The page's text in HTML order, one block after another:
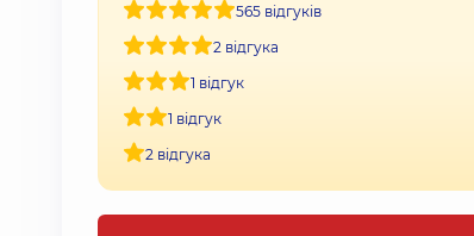
565 відгуків
2 відгука
1 відгук
1 відгук
2 відгука